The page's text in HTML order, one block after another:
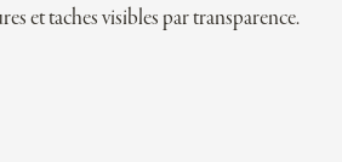
et taches visibles par transparence.